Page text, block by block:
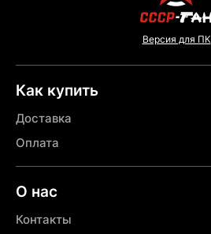
Версия для ПК
Как купить
Доставка
Оплата
О нас
Контакты